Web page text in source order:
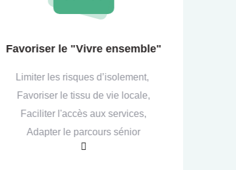
Favoriser le "Vivre ensemble"
Limiter les risques d’isolement,
Favoriser le tissu de vie locale,
Faciliter l'accès aux services,
Adapter le parcours sénior